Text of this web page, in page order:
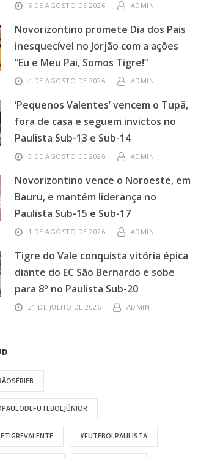
5 DE AGOSTO DE 2026 ADMIN
Novorizontino promete Dia dos Pais
inesquecível no Jorjão com a ações
“Eu e Meu Pai, Somos Tigre!”
4 DE AGOSTO DE 2026 ADMIN
‘Pequenos Valentes’ vencem o Tupã,
fora de casa e seguem invictos no
Paulista Sub-13 e Sub-14
3 DE AGOSTO DE 2026 ADMIN
Novorizontino vence o Noroeste, em
Bauru, e mantém liderança no
Paulista Sub-15 e Sub-17
1 DE AGOSTO DE 2026 ADMIN
Tigre do Vale conquista vitória épica
diante do EC São Bernardo e sobe
para 8º no Paulista Sub-20
31 DE JULHO DE 2026 ADMIN
#FUTEBOLPAULISTA